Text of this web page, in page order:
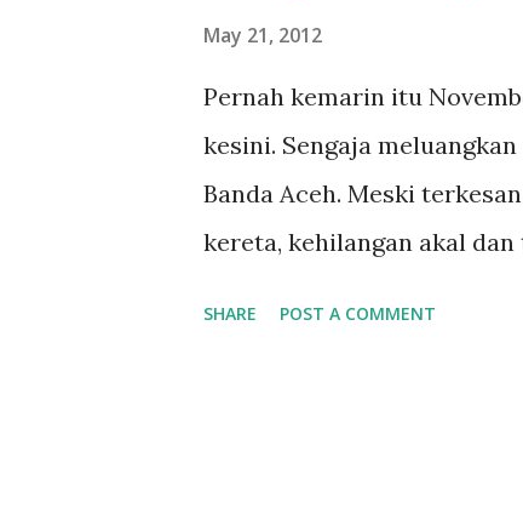
May 21, 2012
Pernah kemarin itu
kesini. Sengaja
Banda Aceh. Meski
kereta, kehilangan akal
SHARE POST A COMMENT